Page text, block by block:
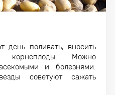
день поливать, вносить
корнеплоды. Можно
и болезнями.
советуют сажать